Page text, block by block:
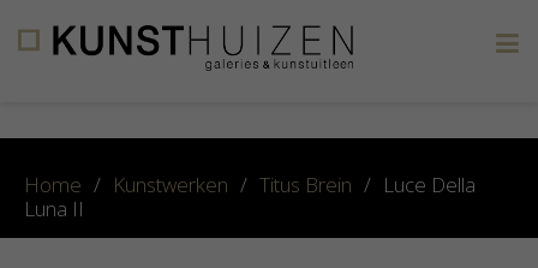
Home / Kunstwerken / Titus Brein / Luce Della
Luna II